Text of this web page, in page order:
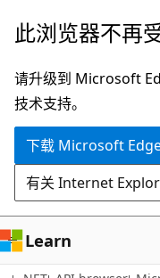
跳
主
要
内
跳
页
内
导
此浏览器不再
请升级到 Microsoft
技术支持。
下载 Microsoft
有关 Internet
Learn